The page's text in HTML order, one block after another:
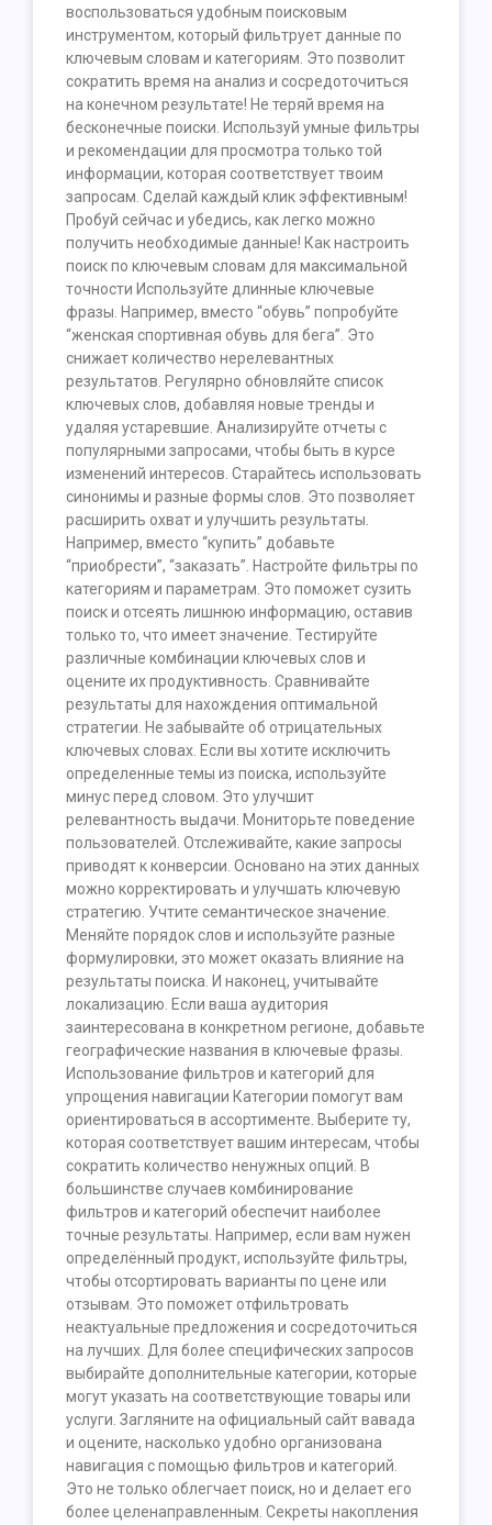
воспользоваться удобным поисковым
инструментом, который фильтрует данные по
ключевым словам и категориям. Это позволит
сократить время на анализ и сосредоточиться
на конечном результате! Не теряй время на
бесконечные поиски. Используй умные фильтры
и рекомендации для просмотра только той
информации, которая соответствует твоим
запросам. Сделай каждый клик эффективным!
Пробуй сейчас и убедись, как легко можно
получить необходимые данные! Как настроить
поиск по ключевым словам для максимальной
точности Используйте длинные ключевые
фразы. Например, вместо “обувь” попробуйте
“женская спортивная обувь для бега”. Это
снижает количество нерелевантных
результатов. Регулярно обновляйте список
ключевых слов, добавляя новые тренды и
удаляя устаревшие. Анализируйте отчеты с
популярными запросами, чтобы быть в курсе
изменений интересов. Старайтесь использовать
синонимы и разные формы слов. Это позволяет
расширить охват и улучшить результаты.
Например, вместо “купить” добавьте
“приобрести”, “заказать”. Настройте фильтры по
категориям и параметрам. Это поможет сузить
поиск и отсеять лишнюю информацию, оставив
только то, что имеет значение. Тестируйте
различные комбинации ключевых слов и
оцените их продуктивность. Сравнивайте
результаты для нахождения оптимальной
стратегии. Не забывайте об отрицательных
ключевых словах. Если вы хотите исключить
определенные темы из поиска, используйте
минус перед словом. Это улучшит
релевантность выдачи. Мониторьте поведение
пользователей. Отслеживайте, какие запросы
приводят к конверсии. Основано на этих данных
можно корректировать и улучшать ключевую
стратегию. Учтите семантическое значение.
Меняйте порядок слов и используйте разные
формулировки, это может оказать влияние на
результаты поиска. И наконец, учитывайте
локализацию. Если ваша аудитория
заинтересована в конкретном регионе, добавьте
географические названия в ключевые фразы.
Использование фильтров и категорий для
упрощения навигации Категории помогут вам
ориентироваться в ассортименте. Выберите ту,
которая соответствует вашим интересам, чтобы
сократить количество ненужных опций. В
большинстве случаев комбинирование
фильтров и категорий обеспечит наиболее
точные результаты. Например, если вам нужен
определённый продукт, используйте фильтры,
чтобы отсортировать варианты по цене или
отзывам. Это поможет отфильтровать
неактуальные предложения и сосредоточиться
на лучших. Для более специфических запросов
выбирайте дополнительные категории, которые
могут указать на соответствующие товары или
услуги. Загляните на официальный сайт вавада
и оцените, насколько удобно организована
навигация с помощью фильтров и категорий.
Это не только облегчает поиск, но и делает его
более целенаправленным. Секреты накопления